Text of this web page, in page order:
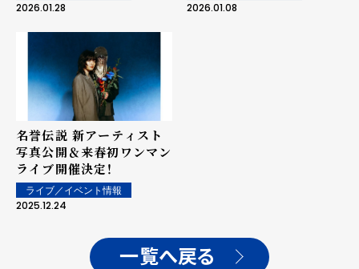
2026.01.28 2026.01.08
名誉伝説 新アーティスト
写真公開＆来春初ワンマン
ライブ開催決定！
ライブ／イベント情報
2025.12.24
一覧へ戻る